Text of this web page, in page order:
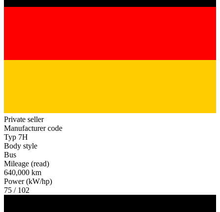
Private seller
Manufacturer code
Typ 7H
Body style
Bus
Mileage (read)
640,000 km
Power (kW/hp)
75 / 102